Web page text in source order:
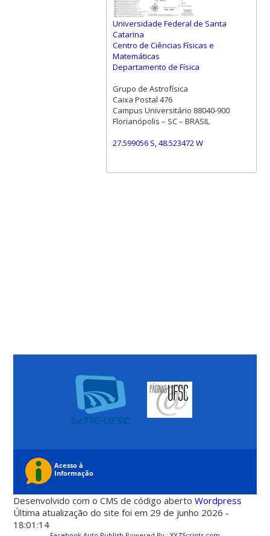
Universidade Federal de Santa
Catarina
Centro de Ciências Físicas e
Matemáticas
Departamento de Física
Grupo de Astrofísica
Caixa Postal 476
Campus Universitário 88040-900
Florianópolis – SC – BRASIL
27.599056 S, 48.523472 W
Desenvolvido com o CMS de código abertoWordpress
Última atualização do site foi em 29 de junho 2026 -
18:01:14